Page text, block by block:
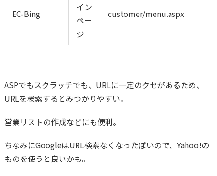
EC-Bing
イン
ペー
ジ
customer/menu.aspx
ASPでもスクラッチでも、URLに一定のクセがあるため、
URLを検索するとみつかりやすい。
営業リストの作成などにも便利。
ちなみにGoogleはURL検索なくなったぽいので、Yahoo!の
ものを使うと良いかも。